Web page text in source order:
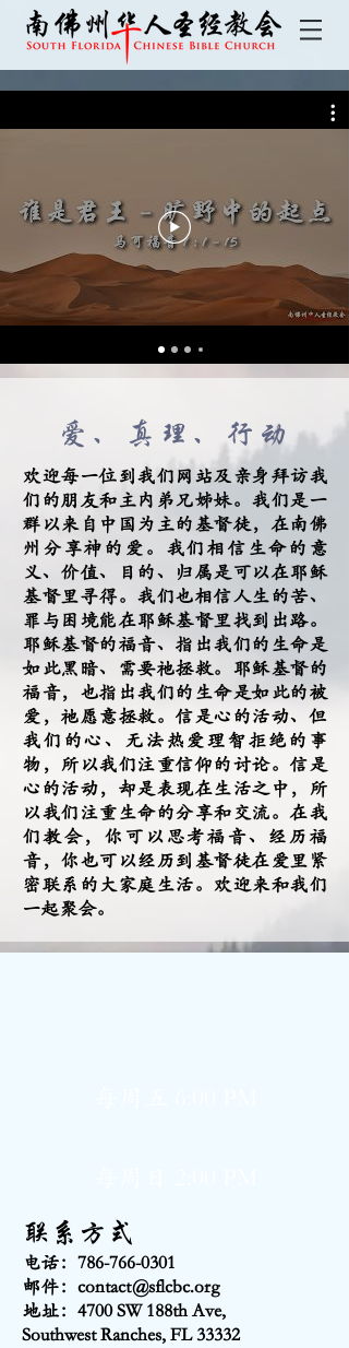
爱、真理​、行动
欢迎每一位到我们网站及亲身拜访我
们的朋友和主内弟兄姊妹。我们是一
群以来自中国为主的基督徒，在南佛
州分享神的爱。我们相信生命的意
义、价值、目的、归属是可以在耶稣
基督里寻得。我们也相信人生的苦、
罪与困境能在耶稣基督里找到出路。
耶稣基督的福音、指出我们的生命是
如此黑暗、需要祂拯救。耶稣基督的
福音，也指出我们的生命是如此的被
爱，祂愿意拯救。信是心的活动、但
我们的心、无法热爱理智拒绝的事
物，所以我们注重信仰的讨论。信是
心的活动，却是表现在生活之中，所
以我们注重生命的分享和交流。在我
们教会，你可以思考福音、经历福
音，你也可以经历到基督徒在爱里紧
密联系的大家庭生活。欢迎来和我们
一起聚会。
联系方式
电话：786-766-0301
邮件： contact@sflcbc.org
地址：4700 SW 188th Ave,
Southwest Ranches, FL 33332